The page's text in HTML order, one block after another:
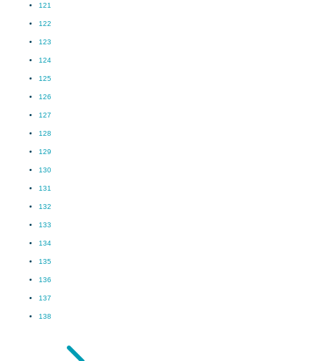
121
122
123
124
125
126
127
128
129
130
131
132
133
134
135
136
137
138